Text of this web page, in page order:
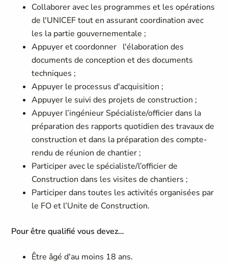
Collaborer avec les programmes et les opérations
de l'UNICEF tout en assurant coordination avec
les la partie gouvernementale ;
Appuyer et coordonner l'élaboration des
documents de conception et des documents
techniques ;
Appuyer le processus d'acquisition ;
Appuyer le suivi des projets de construction ;
Appuyer l’ingénieur Spécialiste/officier dans la
préparation des rapports quotidien des travaux de
construction et dans la préparation des compte-
rendu de réunion de chantier ;
Participer avec le spécialiste/l’officier de
Construction dans les visites de chantiers ;
Participer dans toutes les activités organisées par
le FO et l’Unite de Construction.
Pour être qualifié vous devez…
Être âgé d'au moins 18 ans.